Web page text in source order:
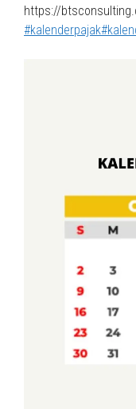
https://
#kalenderpajak